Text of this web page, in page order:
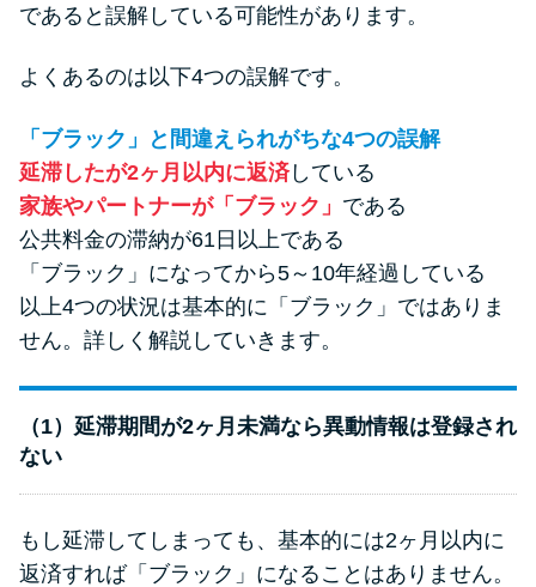
であると誤解している可能性があります。
よくあるのは以下4つの誤解です。
「ブラック」と間違えられがちな4つの誤解
延滞したが2ヶ月以内に返済している
家族やパートナーが「ブラック」 である
公共料金の滞納が61日以上である
「ブラック」になってから5～10年経過している
以上4つの状況は基本的に「ブラック」ではありま
せん。詳しく解説していきます。
（1）延滞期間が2ヶ月未満なら異動情報は登録され
ない
もし延滞してしまっても、基本的には2ヶ月以内に
返済すれば「ブラック」になることはありません。